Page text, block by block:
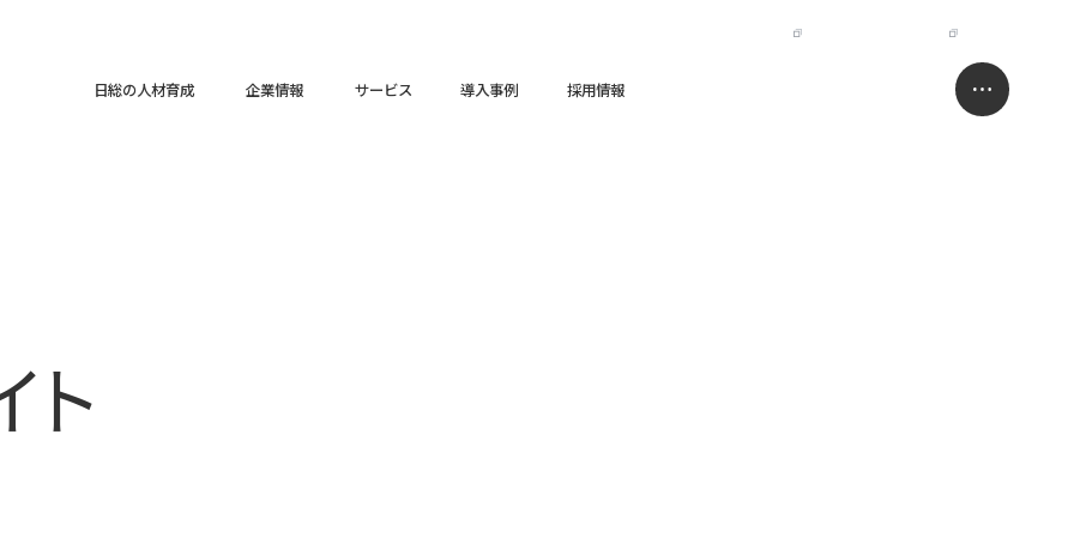
日総の人材育成 企業情報 サービス 導入事例 採用情報
ト